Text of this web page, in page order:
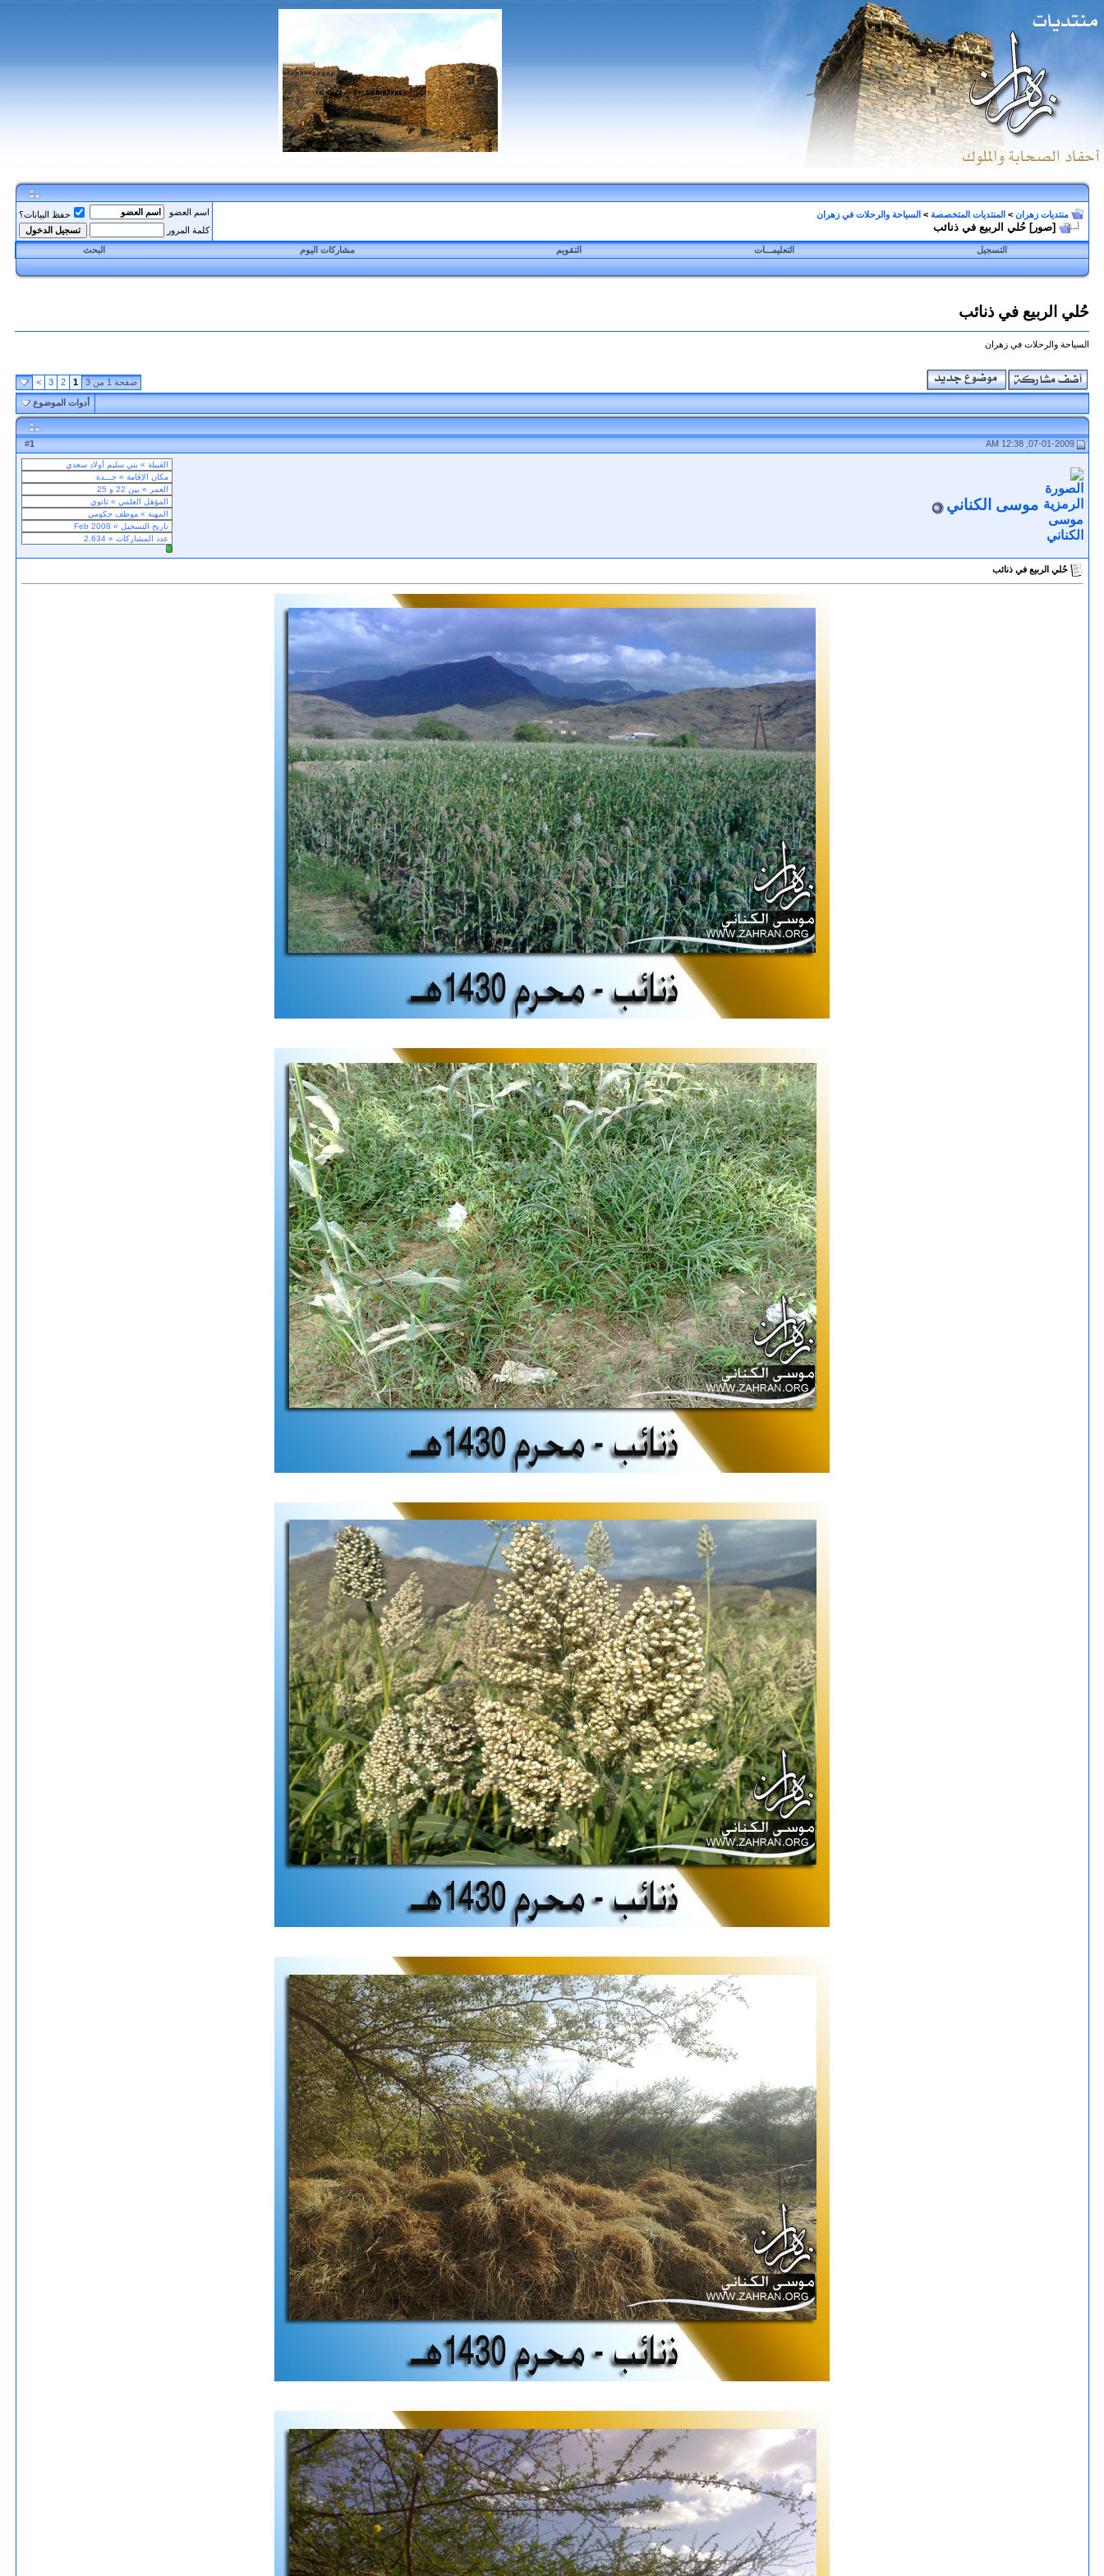
منتديات زهران > المنتديات المتخصصة > السياحة والرحلات في زهران
[صور] حُلي الربيع في ذنائب
اسم العضو
حفظ البيانات؟
كلمة المرور
التسجيل
التعليمـــات التقويم مشاركات اليوم البحث
حُلي الربيع في ذنائب
السياحة والرحلات في زهران
صفحة 1 من 3 1
2
3
>
أدوات الموضوع
#
1 07-01-2009, 12:38 AM
موسى الكناني
حُلي الربيع في ذنائب